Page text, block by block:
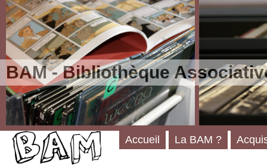
BAM - Bibliothèque
Accueil La BAM ?